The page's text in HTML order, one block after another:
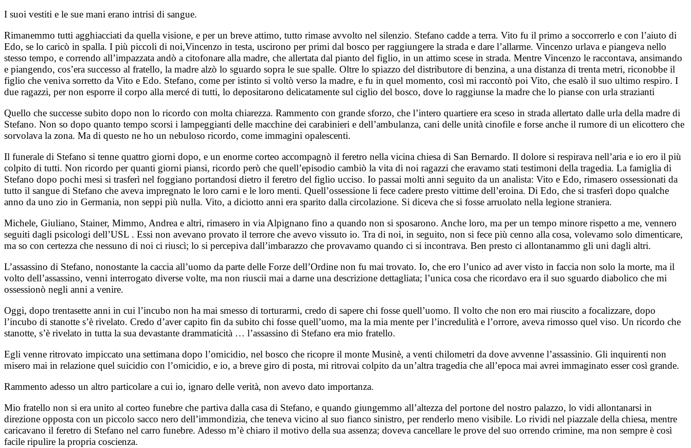
I suoi vestiti e le sue mani erano intrisi di sangue.
Rimanemmo tutti agghiacciati da quella visione, e per un breve attimo, tutto rimase avvolto nel silenzio. Stefano cadde a terra. Vito fu il primo a soccorrerlo e con l’aiuto di
Edo, se lo caricò in spalla. I più piccoli di noi,Vincenzo in testa, uscirono per primi dal bosco per raggiungere la strada e dare l’allarme. Vincenzo urlava e piangeva nello
stesso tempo, e correndo all’impazzata andò a citofonare alla madre, che allertata dal pianto del figlio, in un attimo scese in strada. Mentre Vincenzo le raccontava, ansimando
e piangendo, cos’era successo al fratello, la madre alzò lo sguardo sopra le sue spalle. Oltre lo spiazzo del distributore di benzina, a una distanza di trenta metri, riconobbe il
figlio che veniva sorretto da Vito e Edo. Stefano, come per istinto si voltò verso la madre, e fu in quel momento, così mi raccontò poi Vito, che esalò il suo ultimo respiro. I
due ragazzi, per non esporre il corpo alla mercé di tutti, lo depositarono delicatamente sul ciglio del bosco, dove lo raggiunse la madre che lo pianse con urla strazianti
Quello che successe subito dopo non lo ricordo con molta chiarezza. Rammento con grande sforzo, che l’intero quartiere era sceso in strada allertato dalle urla della madre di
Stefano. Non so dopo quanto tempo scorsi i lampeggianti delle macchine dei carabinieri e dell’ambulanza, cani delle unità cinofile e forse anche il rumore di un elicottero che
sorvolava la zona. Ma di questo ne ho un nebuloso ricordo, come immagini opalescenti.
Il funerale di Stefano si tenne quattro giorni dopo, e un enorme corteo accompagnò il feretro nella vicina chiesa di San Bernardo. Il dolore si respirava nell’aria e io ero il più
colpito di tutti. Non ricordo per quanti giorni piansi, ricordo però che quell’episodio cambiò la vita di noi ragazzi che eravamo stati testimoni della tragedia. La famiglia di
Stefano dopo pochi mesi si trasferì nel foggiano portandosi dietro il feretro del figlio ucciso. Io passai molti anni seguito da un analista: Vito e Edo, rimasero ossessionati da
tutto il sangue di Stefano che aveva impregnato le loro carni e le loro menti. Quell’ossessione li fece cadere presto vittime dell’eroina. Di Edo, che si trasferì dopo qualche
anno da uno zio in Germania, non seppi più nulla. Vito, a diciotto anni era sparito dalla circolazione. Si diceva che si fosse arruolato nella legione straniera.
Michele, Giuliano, Stainer, Mimmo, Andrea e altri, rimasero in via Alpignano fino a quando non si sposarono. Anche loro, ma per un tempo minore rispetto a me, vennero
seguiti dagli psicologi dell’USL . Essi non avevano provato il terrore che avevo vissuto io. Tra di noi, in seguito, non si fece più cenno alla cosa, volevamo solo dimenticare,
ma so con certezza che nessuno di noi ci riuscì; lo si percepiva dall’imbarazzo che provavamo quando ci si incontrava. Ben presto ci allontanammo gli uni dagli altri.
L’assassino di Stefano, nonostante la caccia all’uomo da parte delle Forze dell’Ordine non fu mai trovato. Io, che ero l’unico ad aver visto in faccia non solo la morte, ma il
volto dell’assassino, venni interrogato diverse volte, ma non riuscii mai a darne una descrizione dettagliata; l’unica cosa che ricordavo era il suo sguardo diabolico che mi
ossessionò negli anni a venire.
Oggi, dopo trentasette anni in cui l’incubo non ha mai smesso di torturarmi, credo di sapere chi fosse quell’uomo. Il volto che non ero mai riuscito a focalizzare, dopo
l’incubo di stanotte s’è rivelato. Credo d’aver capito fin da subito chi fosse quell’uomo, ma la mia mente per l’incredulità e l’orrore, aveva rimosso quel viso. Un ricordo che
stanotte, s’è rivelato in tutta la sua devastante drammaticità … l’assassino di Stefano era mio fratello.
Egli venne ritrovato impiccato una settimana dopo l’omicidio, nel bosco che ricopre il monte Musinè, a venti chilometri da dove avvenne l’assassinio. Gli inquirenti non
misero mai in relazione quel suicidio con l’omicidio, e io, a breve giro di posta, mi ritrovai colpito da un’altra tragedia che all’epoca mai avrei immaginato esser così grande.
Rammento adesso un altro particolare a cui io, ignaro delle verità, non avevo dato importanza.
Mio fratello non si era unito al corteo funebre che partiva dalla casa di Stefano, e quando giungemmo all’altezza del portone del nostro palazzo, lo vidi allontanarsi in
direzione opposta con un piccolo sacco nero dell’immondizia, che teneva vicino al suo fianco sinistro, per renderlo meno visibile. Lo rividi nel piazzale della chiesa, mentre
caricavano il feretro di Stefano nel carro funebre. Adesso m’è chiaro il motivo della sua assenza; doveva cancellare le prove del suo orrendo crimine, ma non sempre è così
facile ripulire la propria coscienza.